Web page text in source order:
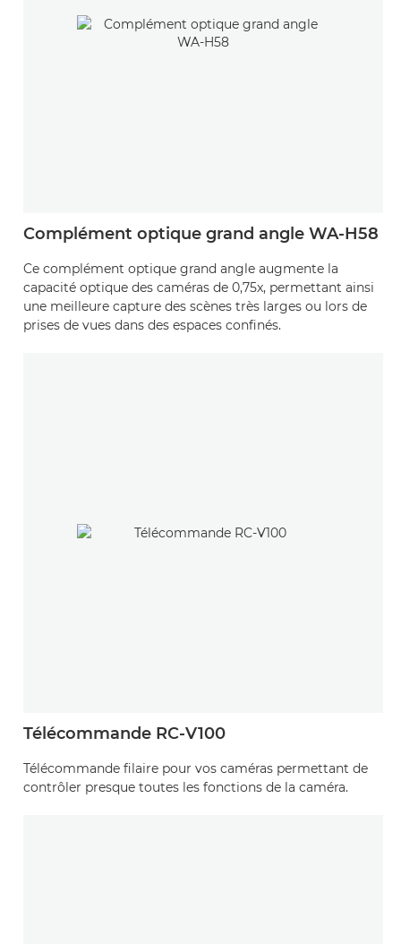
Complément optique grand angle WA-H58
Ce complément optique grand angle augmente la
capacité optique des caméras de 0,75x, permettant ainsi
une meilleure capture des scènes très larges ou lors de
prises de vues dans des espaces confinés.
Télécommande RC-V100
Télécommande filaire pour vos caméras permettant de
contrôler presque toutes les fonctions de la caméra.